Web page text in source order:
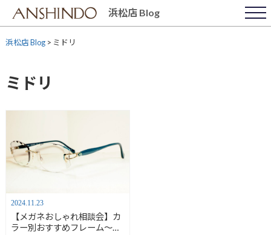
content
浜松店 Blog
浜松店 Blog> ミドリ
ミドリ
2024.11.23
【メガネおしゃれ相談会】カ
ラー別おすすめフレーム～グ